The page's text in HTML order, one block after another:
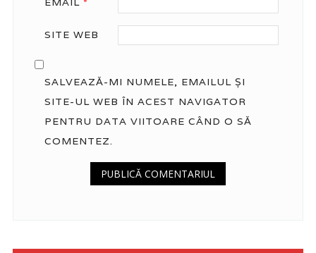
SITE WEB
SALVEAZĂ-MI NUMELE, EMAILUL ȘI
SITE-UL WEB ÎN ACEST NAVIGATOR
PENTRU DATA VIITOARE CÂND O SĂ
COMENTEZ.